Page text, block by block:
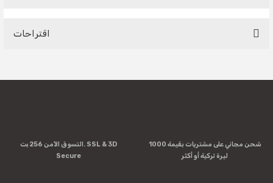
اقتراحات
product's price, image, description, or any other insufficient
Missing information in the product description.
التسوق الآمن 256 بت. SSL & 3D
Secure
شحن مجاني على مشتريات بقيمة 1000
ليرة تركية أو أكثر